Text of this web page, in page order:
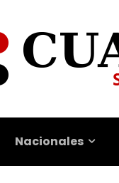
Nacionales